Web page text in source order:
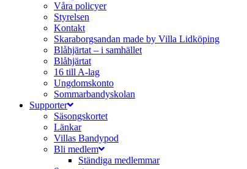
Våra policyer
Styrelsen
Kontakt
Skaraborgsandan made by Villa Lidköping
Blåhjärtat – i samhället
Blåhjärtat
16 till A-lag
Ungdomskonto
Sommarbandyskolan
Supporter
Säsongskortet
Länkar
Villas Bandypod
Bli medlem
Ständiga medlemmar